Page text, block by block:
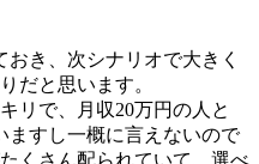
き、次シナリオで大きく
だと思います。
リで、月収20万円の人と
ますし一概に言えないので
くさん配られていて、選べ